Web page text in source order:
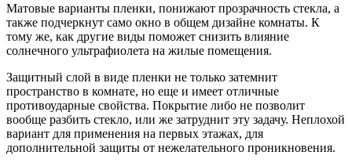
Матовые варианты пленки, понижают прозрачность стекла, а
также подчеркнут само окно в общем дизайне комнаты. К
тому же, как другие виды поможет снизить влияние
солнечного ультрафиолета на жилые помещения.
Защитный слой в виде пленки не только затемнит
пространство в комнате, но еще и имеет отличные
противоударные свойства. Покрытие либо не позволит
вообще разбить стекло, или же затруднит эту задачу. Неплохой
вариант для применения на первых этажах, для
дополнительной защиты от нежелательного проникновения.